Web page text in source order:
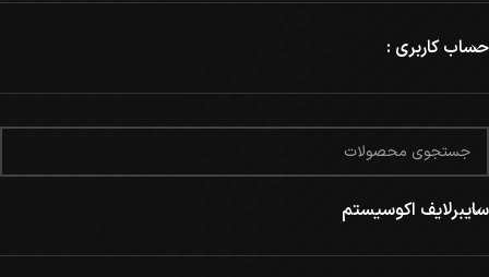
حساب کاربری :
سایبرلایف اکوسیستم